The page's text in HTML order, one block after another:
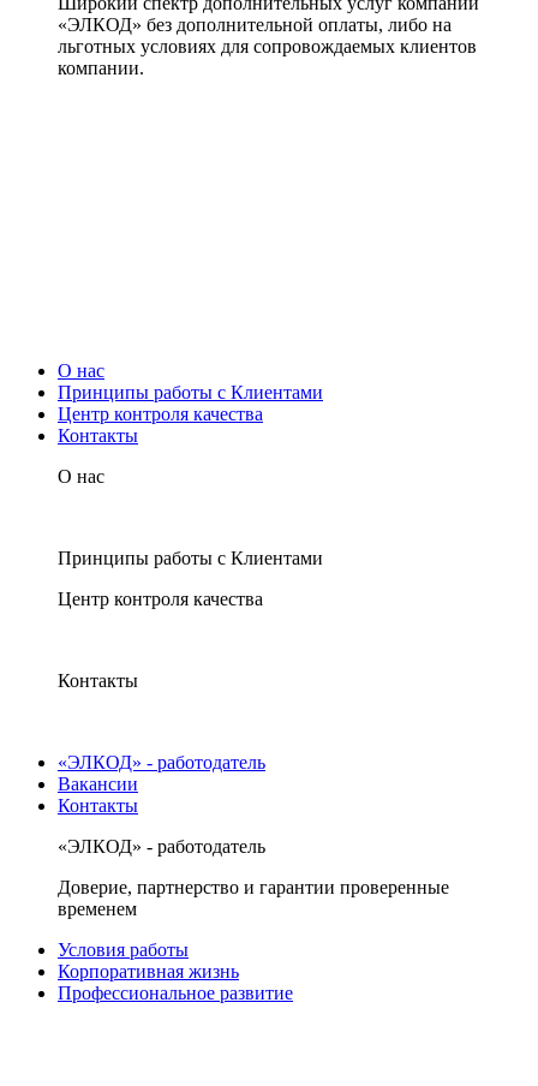
«ЭЛКОД» без дополнительной оплаты, либо на
льготных условиях для сопровождаемых клиентов
компании.
О нас
Принципы работы с Клиентами
Центр контроля качества
Контакты
О нас
Принципы работы с Клиентами
Центр контроля качества
Контакты
«ЭЛКОД» - работодатель
Вакансии
Контакты
«ЭЛКОД» - работодатель
Доверие, партнерство и гарантии проверенные
временем
Условия работы
Корпоративная жизнь
Профессиональное развитие